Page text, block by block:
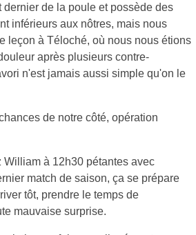
de la poule et possède des
inférieurs aux nôtres, mais nous
leçon à Téloché, où nous nous étions
après plusieurs contre-
n'est jamais aussi simple qu'on le
de notre côté, opération
William à 12h30 pétantes avec
match de saison, ça se prépare
tôt, prendre le temps de
mauvaise surprise.